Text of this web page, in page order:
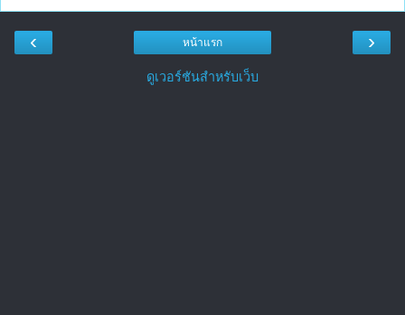
‹ ›
หน้าแรก
ดูเวอร์ชันสำหรับเว็บ